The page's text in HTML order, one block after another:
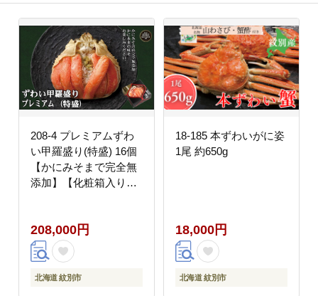
208-4 プレミアムずわ
い甲羅盛り(特盛) 16個
【かにみそまで完全無
添加】【化粧箱入り】
208,000円
北海道 紋別市
18-185 本ずわいがに姿
1尾 約650g
18,000円
北海道 紋別市